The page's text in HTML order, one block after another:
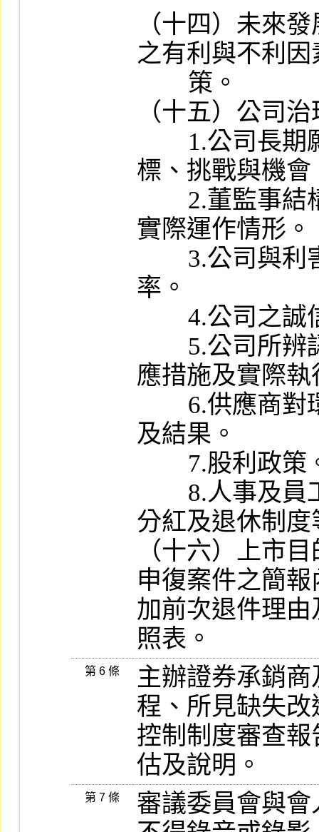
（十四）未來
之有利與不利
（十五）公司
標、挑戰與機會
實際運作情形。
率。
應措施及實際執
及結果。
分紅及退休制度
（十六）上市
申復案件之簡
加前次退件理
照表。
第 6 條
主辦證券承銷
程、所見缺失
控制制度審查
估及說明。
第 7 條
審議委員會與